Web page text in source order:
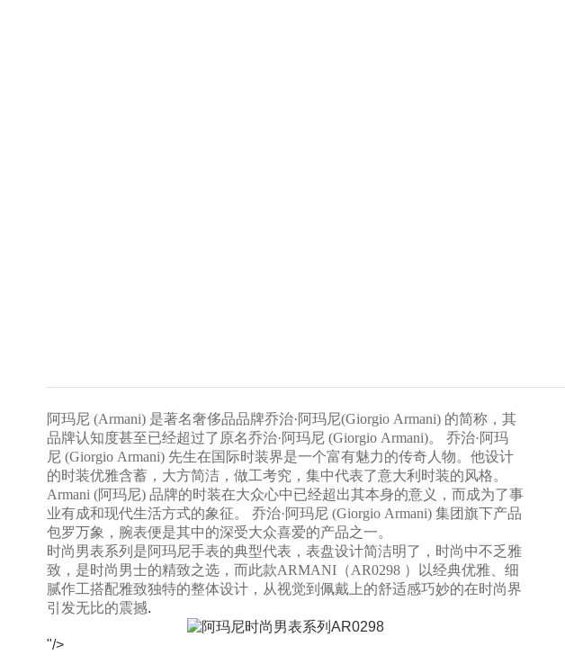
阿玛尼 (Armani) 是著名奢侈品品牌乔治·阿玛尼(Giorgio Armani) 的简称，其
品牌认知度甚至已经超过了原名乔治·阿玛尼 (Giorgio Armani)。 乔治·阿玛
尼 (Giorgio Armani) 先生在国际时装界是一个富有魅力的传奇人物。他设计
的时装优雅含蓄，大方简洁，做工考究，集中代表了意大利时装的风格。
Armani (阿玛尼) 品牌的时装在大众心中已经超出其本身的意义，而成为了事
业有成和现代生活方式的象征。 乔治·阿玛尼 (Giorgio Armani) 集团旗下产品
包罗万象，腕表便是其中的深受大众喜爱的产品之一。
时尚男表系列是阿玛尼手表的典型代表，表盘设计简洁明了，时尚中不乏雅
致，是时尚男士的精致之选，而此款ARMANI（AR0298 ）以经典优雅、细
腻作工搭配雅致独特的整体设计，从视觉到佩戴上的舒适感巧妙的在时尚界
引发无比的震撼.
"/>